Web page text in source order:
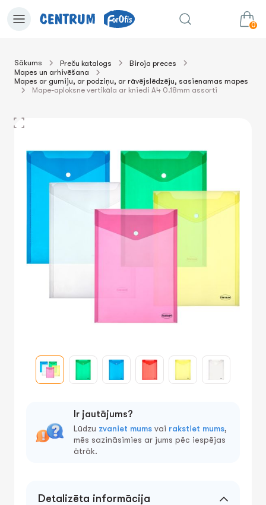
0
uz grozu Summa:
Sākums Preču katalogs
Biroja preces
Mapes un arhivēšana
Mapes ar gumiju, ar podziņu, ar rāvējslēdzēju, sasienamas mapes
Mape-aploksne vertikāla ar kniedi A4 0.18mm assorti
Ir jautājums?
Lūdzu zvaniet mums vai rakstiet mums,
mēs sazināsimies ar jums pēc iespējas
ātrāk.
Detalizēta informācija